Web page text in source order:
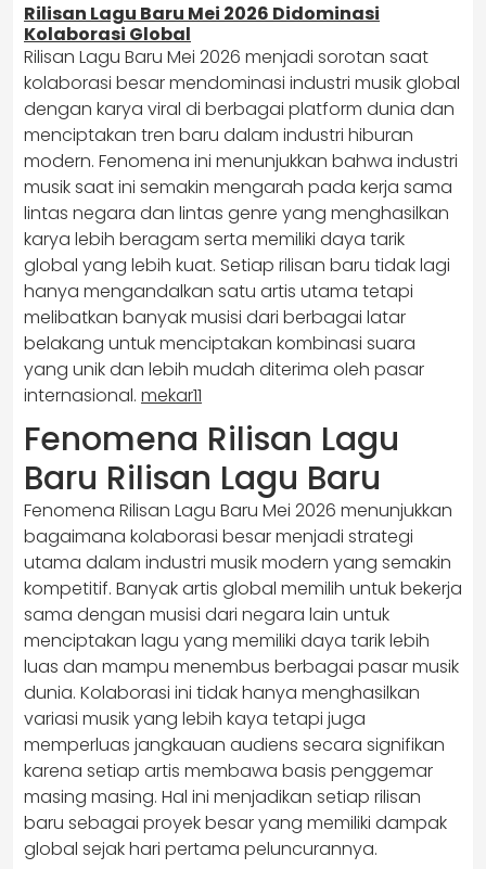
Rilisan Lagu Baru Mei 2026 Didominasi
Kolaborasi Global
Rilisan Lagu Baru Mei 2026 menjadi sorotan saat
kolaborasi besar mendominasi industri musik global
dengan karya viral di berbagai platform dunia dan
menciptakan tren baru dalam industri hiburan
modern. Fenomena ini menunjukkan bahwa industri
musik saat ini semakin mengarah pada kerja sama
lintas negara dan lintas genre yang menghasilkan
karya lebih beragam serta memiliki daya tarik
global yang lebih kuat. Setiap rilisan baru tidak lagi
hanya mengandalkan satu artis utama tetapi
melibatkan banyak musisi dari berbagai latar
belakang untuk menciptakan kombinasi suara
yang unik dan lebih mudah diterima oleh pasar
internasional. mekar11
Fenomena Rilisan Lagu
Baru Rilisan Lagu Baru
Fenomena Rilisan Lagu Baru Mei 2026 menunjukkan
bagaimana kolaborasi besar menjadi strategi
utama dalam industri musik modern yang semakin
kompetitif. Banyak artis global memilih untuk bekerja
sama dengan musisi dari negara lain untuk
menciptakan lagu yang memiliki daya tarik lebih
luas dan mampu menembus berbagai pasar musik
dunia. Kolaborasi ini tidak hanya menghasilkan
variasi musik yang lebih kaya tetapi juga
memperluas jangkauan audiens secara signifikan
karena setiap artis membawa basis penggemar
masing masing. Hal ini menjadikan setiap rilisan
baru sebagai proyek besar yang memiliki dampak
global sejak hari pertama peluncurannya.